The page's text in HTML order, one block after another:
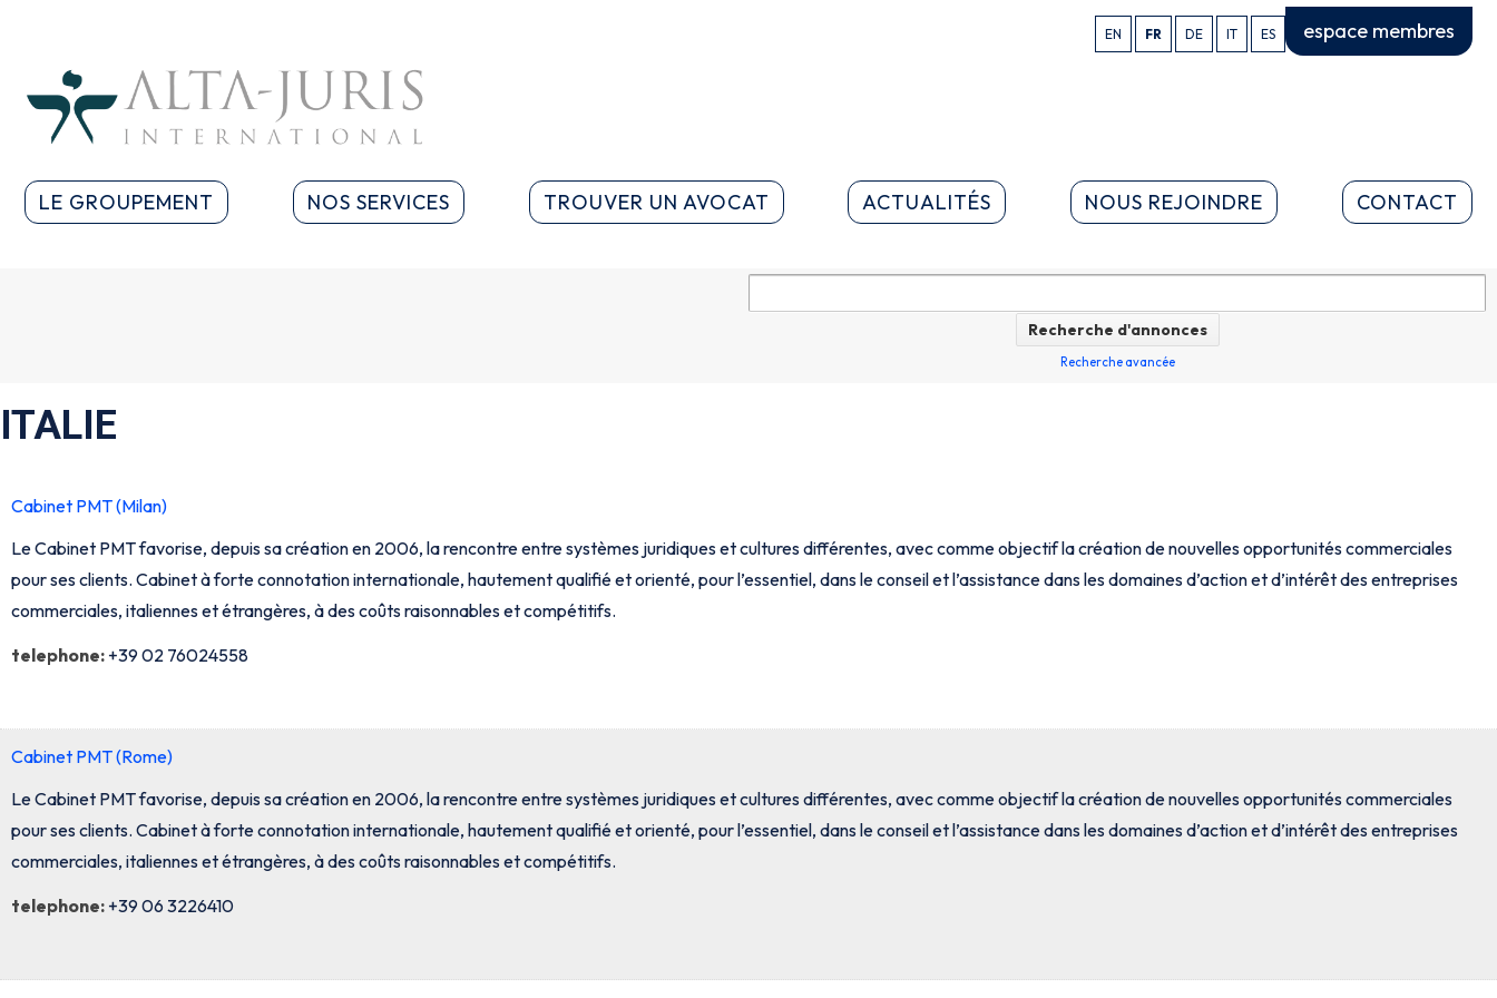
EN FR DE IT ES espace membres
LE GROUPEMENT NOS SERVICES TROUVER UN AVOCAT ACTUALITÉS NOUS REJOINDRE CONTACT
Recherche avancée
ITALIE
Cabinet PMT (Milan)
Le Cabinet PMT favorise, depuis sa création en 2006, la rencontre entre systèmes juridiques et cultures différentes, avec comme objectif la création de nouvelles opportunités commerciales
pour ses clients. Cabinet à forte connotation internationale, hautement qualifié et orienté, pour l’essentiel, dans le conseil et l’assistance dans les domaines d’action et d’intérêt des entreprises
commerciales, italiennes et étrangères, à des coûts raisonnables et compétitifs.
telephone: +39 02 76024558
Cabinet PMT (Rome)
Le Cabinet PMT favorise, depuis sa création en 2006, la rencontre entre systèmes juridiques et cultures différentes, avec comme objectif la création de nouvelles opportunités commerciales
pour ses clients. Cabinet à forte connotation internationale, hautement qualifié et orienté, pour l’essentiel, dans le conseil et l’assistance dans les domaines d’action et d’intérêt des entreprises
commerciales, italiennes et étrangères, à des coûts raisonnables et compétitifs.
telephone: +39 06 3226410